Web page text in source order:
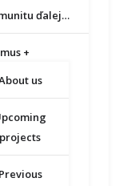
ďalej…
+
us
projects
Previous